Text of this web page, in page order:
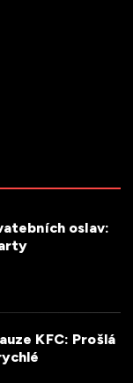
oslav:
KFC: Prošlá